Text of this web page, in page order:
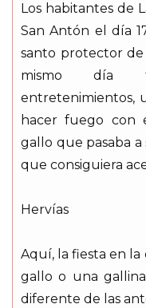
Los habitantes de
San Antón el día
santo protector de
mismo día
entretenimientos,
hacer fuego con
gallo que pasaba
que consiguiera
Hervías
Aquí, la fiesta en
gallo o una
diferente de las